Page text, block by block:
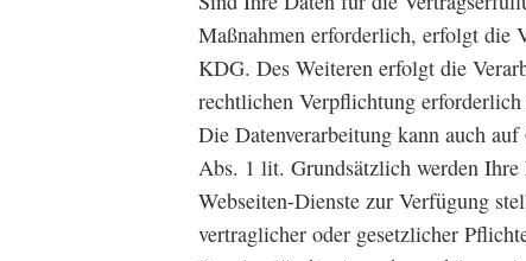
Maßnahmen erforderlich, erfolgt die
KDG. Des Weiteren erfolgt die
rechtlichen Verpflichtung
Die Datenverarbeitung kann auch
Abs. 1 lit. Grundsätzlich werden Ihre
Webseiten-Dienste zur Verfügung
vertraglicher oder gesetzlicher